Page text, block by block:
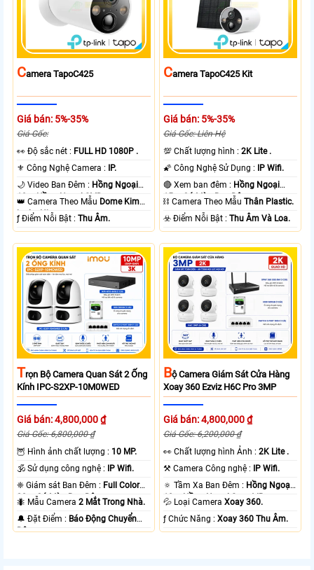
CAmera TapoC425
Giá bán: 5%-35%
Giá Gốc:
️👀 Độ sắc nét : FULL HD 1080P .
⚜️ Công Nghệ Camera : IP.
🌙 Video Ban Đêm : Hồng Ngoại
10m Hồng Ngoại SMD.
👑 Camera Theo Mẫu Dome Kim
loại + Nhựa.
️ƒ Điểm Nỗi Bật :Thu Âm.
CAmera TapoC425 Kit
Giá bán: 5%-35%
Giá Gốc: Liên Hệ
💯 Chất lượng hình :2K Lite .
🌠 Công Nghệ Sử Dụng : IP Wifi.
🔴 Xem ban đêm : Hồng Ngoại
15m Có Màu Ban Ðêm.
⛓ Camera Theo MẫuThân Plastic.
️☣️ Điểm Nỗi Bật :Thu Âm Và Loa.
TRọn Bộ Camera Quan Sát 2 Ống
Kính IPC-S2XP-10M0WED
Giá bán: 4,800,000 ₫
Giá Gốc: 6,800,000 ₫
🦉 Hình ảnh chất lượng : 10 MP.
🕉️ Sử dụng công nghệ : IP Wifi.
❈ Giám sát Ban Đêm : Full Color
20m Có Màu Ban Ðêm.
🐜 Mẫu Camera2 Mắt Trong Nhà.
️🔔 Đặt Điểm : Báo Động Chuyển
Động.
BỘ Camera Giám Sát Cửa Hàng
Xoay 360 Ezviz H6C Pro 3MP
Giá bán: 4,800,000 ₫
Giá Gốc: 6,200,000 ₫
️👀 Chất lượng hình Ảnh :2K Lite .
⚒ Camera Công nghệ : IP Wifi.
🔅 Tầm Xa Ban Đêm : Hồng Ngoại
10m Hồng Ngoại Smart IR.
💦 Loại CameraXoay 360.
️ƒ Chức Năng :Xoay 360 Thu Âm.